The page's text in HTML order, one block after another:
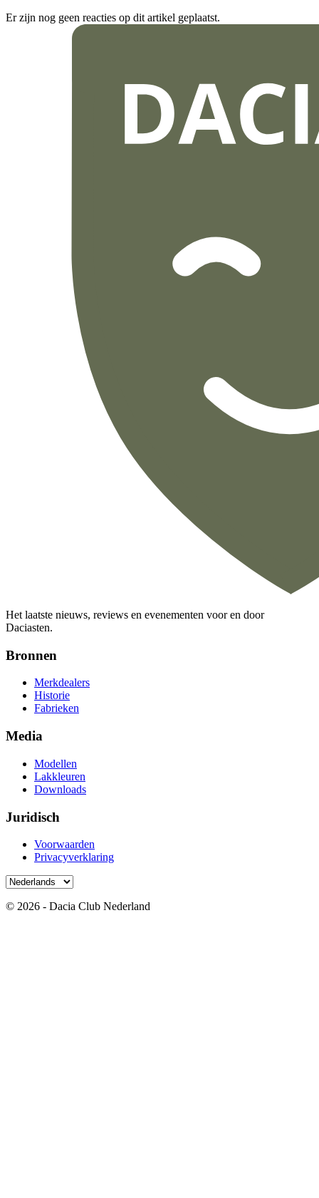
Er zijn nog geen reacties op dit artikel geplaatst.
Het laatste nieuws, reviews en evenementen voor en door
Daciasten.
Bronnen
Merkdealers
Historie
Fabrieken
Media
Modellen
Lakkleuren
Downloads
Juridisch
Voorwaarden
Privacyverklaring
© 2026 - Dacia Club Nederland